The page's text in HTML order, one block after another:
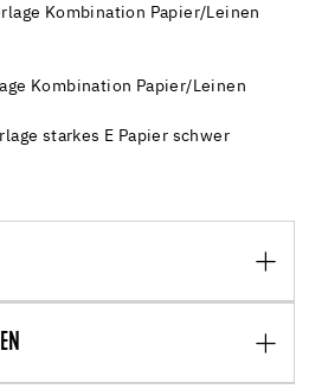
Kombination Papier/Leinen
Kombination Papier/Leinen
starkes E Papier schwer